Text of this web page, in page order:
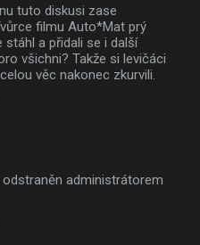
tuto diskusi zase
filmu Auto*Mat prý
a přidali se i další
všichni? Takže si levičáci
věc nakonec zkurvili.
administrátorem